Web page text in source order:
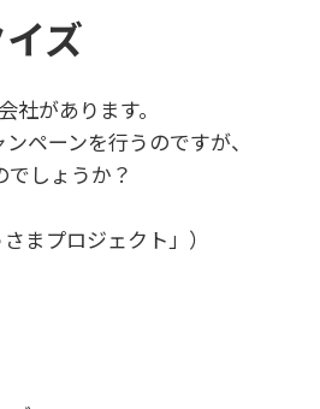
ズ
があります。
ーンを行うのですが、
しょうか？
まプロジェクト」）